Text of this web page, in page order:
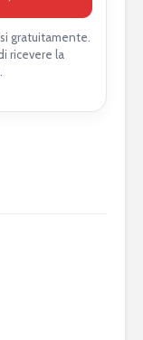
gratuitamente.
ricevere la